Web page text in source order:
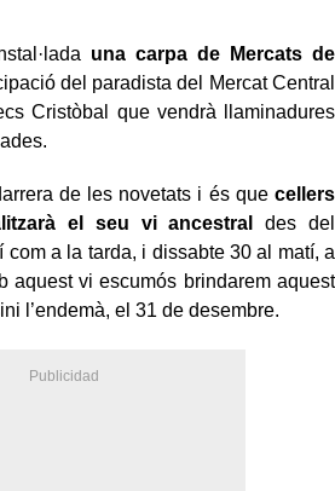
una carpa de Mercats de
del paradista del Mercat Central
Cristòbal que vendrà llaminadures
de les novetats i és que cellers
el seu vi ancestral
des del
com a la tarda, i dissabte 30 al matí, a
aquest vi escumós brindarem aquest
l’endemà, el 31 de desembre.